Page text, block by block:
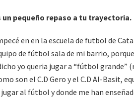
un pequeño repaso a tu trayectoria.
en en la escuela de futbol de
de fútbol sala de mi barrio,
yo queria jugar a “fútbol grande”
son el C.D Gero y el C.D Al-Basit,
jugar al fútbol y donde me han